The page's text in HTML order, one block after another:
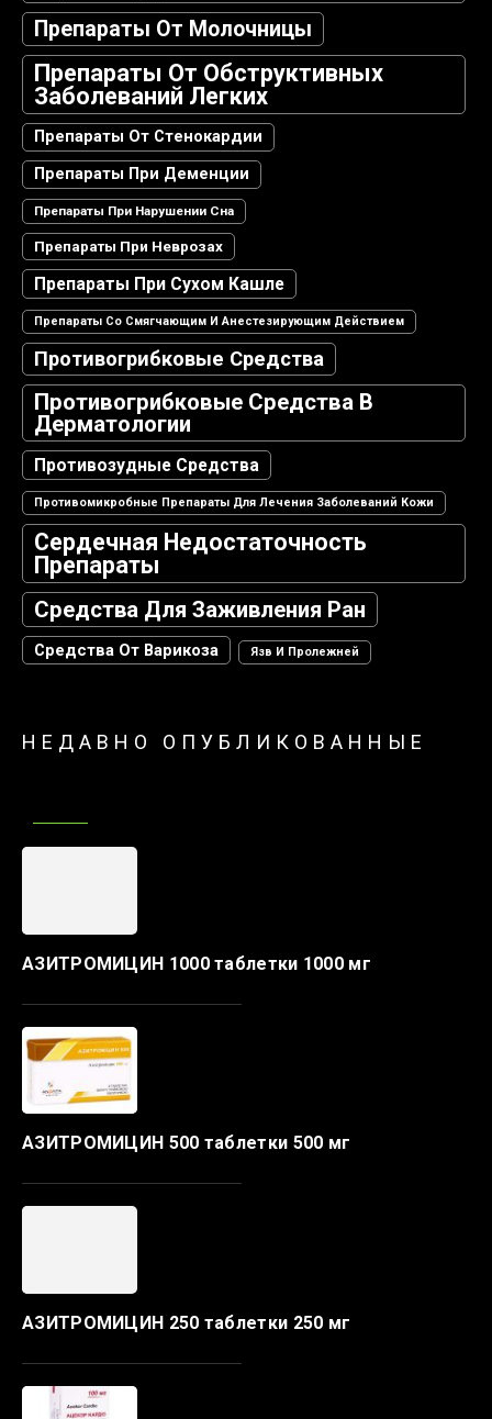
Препараты От Молочницы
Препараты От Обструктивных
Заболеваний Легких
Препараты От Стенокардии
Препараты При Деменции
Препараты При Нарушении Сна
Препараты При Неврозах
Препараты При Сухом Кашле
Препараты Со Смягчающим И Анестезирующим Действием
Противогрибковые Средства
Противогрибковые Средства В
Дерматологии
Противозудные Средства
Противомикробные Препараты Для Лечения Заболеваний Кожи
Сердечная Недостаточность
Препараты
Средства Для Заживления Ран
Средства От Варикоза Язв И Пролежней
НЕДАВНО ОПУБЛИКОВАННЫЕ
АЗИТРОМИЦИН 1000 таблетки 1000 мг
АЗИТРОМИЦИН 500 таблетки 500 мг
АЗИТРОМИЦИН 250 таблетки 250 мг